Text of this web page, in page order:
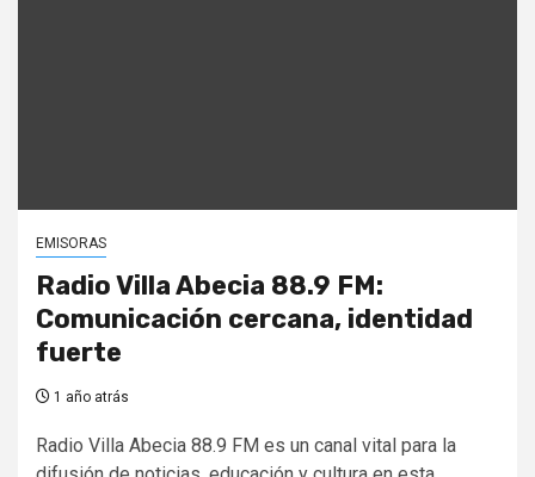
EMISORAS
Radio Villa Abecia 88.9 FM:
Comunicación cercana, identidad
fuerte
1 año atrás
Radio Villa Abecia 88.9 FM es un canal vital para la